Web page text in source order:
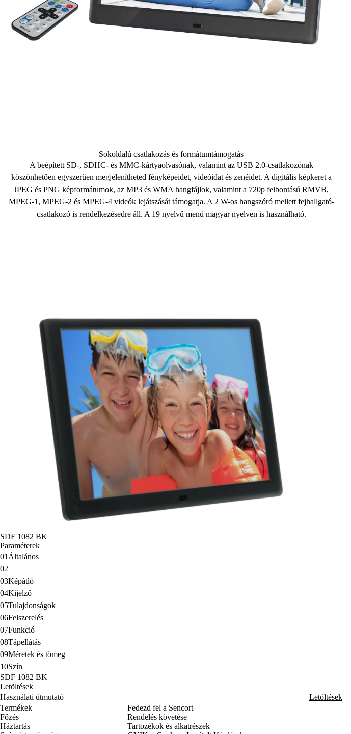
Sokoldalú csatlakozás és formátumtámogatás
A beépített SD-, SDHC- és MMC-kártyaolvasónak, valamint az USB 2.0-csatlakozónak
köszönhetően egyszerűen megjelenítheted fényképeidet, videóidat és zenéidet. A digitális képkeret a
JPEG és PNG képformátumok, az MP3 és WMA hangfájlok, valamint a 720p felbontású RMVB,
MPEG-1, MPEG-2 és MPEG-4 videók lejátszását támogatja. A 2 W-os hangszóró mellett fejhallgató-
csatlakozó is rendelkezésedre áll. A 19 nyelvű menü magyar nyelven is használható.
SDF 1082 BK
Paraméterek
01 Általános
02
03Képátló
04Kijelző
05Tulajdonságok
06Felszerelés
07Funkció
08Tápellátás
09Méretek és tömeg
10Szín
SDF 1082 BK
Letöltések
Használati útmutató
Letöltések
Termékek
Főzés
Háztartás
Fedezd fel a Sencort
Rendelés követése
Tartozékok és alkatrészek